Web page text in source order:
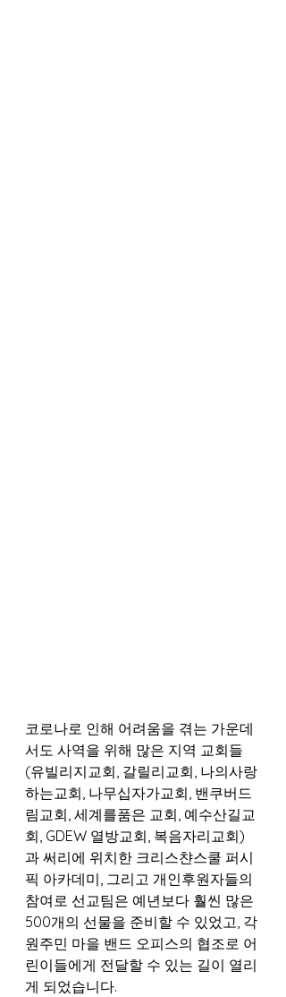
코로나로 인해 어려움을 겪는 가운데
서도 사역을 위해 많은 지역 교회들
(유빌리지교회, 갈릴리교회, 나의사랑
하는교회, 나무십자가교회, 밴쿠버드
림교회, 세계를품은 교회, 예수산길교
회, GDEW 열방교회, 복음자리교회)
과 써리에 위치한 크리스챤스쿨 퍼시
픽 아카데미, 그리고 개인후원자들의
참여로 선교팀은 예년보다 훨씬 많은
500개의 선물을 준비할 수 있었고, 각
원주민 마을 밴드 오피스의 협조로 어
린이들에게 전달할 수 있는 길이 열리
게 되었습니다.